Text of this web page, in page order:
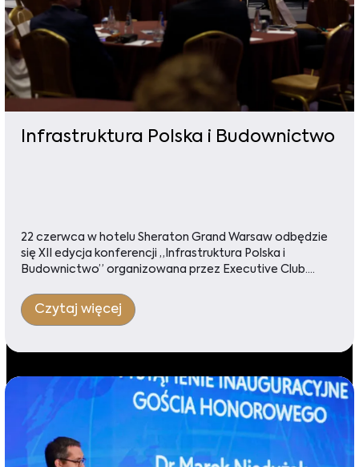
Infrastruktura Polska i Budownictwo​
22 czerwca w hotelu Sheraton Grand Warsaw odbędzie
się XII edycja konferencji „Infrastruktura Polska i
Budownictwo” organizowana przez Executive Club....
Czytaj więcej